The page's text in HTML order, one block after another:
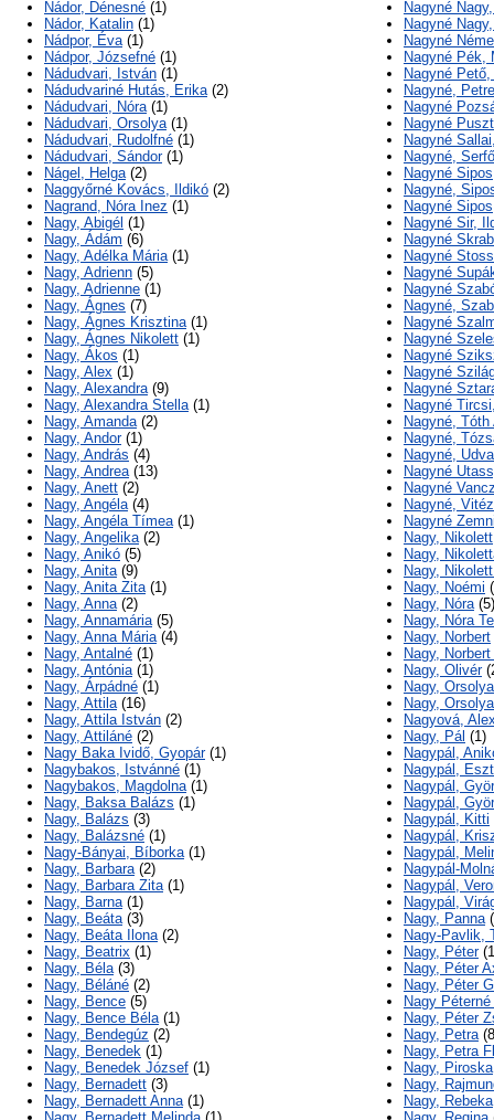
Nádor, Dénesné (1)
Nádor, Katalin (1)
Nádpor, Éva(1)
Nádpor, Józsefné (1)
Nádudvari, István (1)
Nádudvariné Hutás, Erika(2)
Nádudvari, Nóra(1)
Nádudvari, Orsolya(1)
Nádudvari, Rudolfné (1)
Nádudvari, Sándor(1)
Nágel, Helga(2)
Naggyőrné Kovács, Ildikó (2)
Nagrand, Nóra Inez (1)
Nagy, Abigél (1)
Nagy, Ádám (6)
Nagy, Adélka Mária(1)
Nagy, Adrienn (5)
Nagy, Adrienne (1)
Nagy, Ágnes (7)
Nagy, Ágnes Krisztina(1)
Nagy, Ágnes Nikolett (1)
Nagy, Ákos (1)
Nagy, Alex (1)
Nagy, Alexandra(9)
Nagy, Alexandra Stella(1)
Nagy, Amanda(2)
Nagy, Andor(1)
Nagy, András (4)
Nagy, Andrea(13)
Nagy, Anett (2)
Nagy, Angéla(4)
Nagy, Angéla Tímea(1)
Nagy, Angelika(2)
Nagy, Anikó (5)
Nagy, Anita(9)
Nagy, Anita Zita(1)
Nagy, Anna(2)
Nagy, Annamária(5)
Nagy, Anna Mária(4)
Nagy, Antalné (1)
Nagy, Antónia(1)
Nagy, Árpádné (1)
Nagy, Attila(16)
Nagy, Attila István (2)
Nagy, Attiláné (2)
Nagy Baka Ividő, Gyopár(1)
Nagybakos, Istvánné (1)
Nagybakos, Magdolna(1)
Nagy, Baksa Balázs (1)
Nagy, Balázs (3)
Nagy, Balázsné (1)
Nagy-Bányai, Bíborka(1)
Nagy, Barbara(2)
Nagy, Barbara Zita(1)
Nagy, Barna(1)
Nagy, Beáta(3)
Nagy, Beáta Ilona(2)
Nagy, Beatrix (1)
Nagy, Béla(3)
Nagy, Béláné (2)
Nagy, Bence (5)
Nagy, Bence Béla(1)
Nagy, Bendegúz (2)
Nagy, Benedek (1)
Nagy, Benedek József (1)
Nagy, Bernadett (3)
Nagy, Bernadett Anna(1)
Nagyné
Nagyné
Nagyné
Nagyné Pék,
Nagyné Pető,
Nagyné,
Nagyné
Nagyné
Nagyné
Nagyné,
Nagyné
Nagyné,
Nagyné
Nagyné Sir,
Nagyné
Nagyné
Nagyné
Nagyné
Nagyné,
Nagyné
Nagyné
Nagyné
Nagyné
Nagyné
Nagyné
Nagyné, Tóth
Nagyné,
Nagyné,
Nagyné
Nagyné
Nagyné,
Nagyné
Nagy, Nikolett
Nagy,
Nagy,
Nagy, Noémi
Nagy, Nóra(5)
Nagy, Nóra
Nagy, Norbert
Nagy,
Nagy, Olivér
Nagy, Orsolya
Nagy,
Nagyová,
Nagy, Pál (1)
Nagypál,
Nagypál,
Nagypál,
Nagypál,
Nagypál, Kitti
Nagypál,
Nagypál,
Nagypál-
Nagypál,
Nagypál,
Nagy, Panna
Nagy-Pavlik,
Nagy, Péter
Nagy, Péter
Nagy, Péter
Nagy
Nagy, Péter
Nagy, Petra
Nagy, Petra
Nagy, Piroska
Nagy,
Nagy, Rebeka